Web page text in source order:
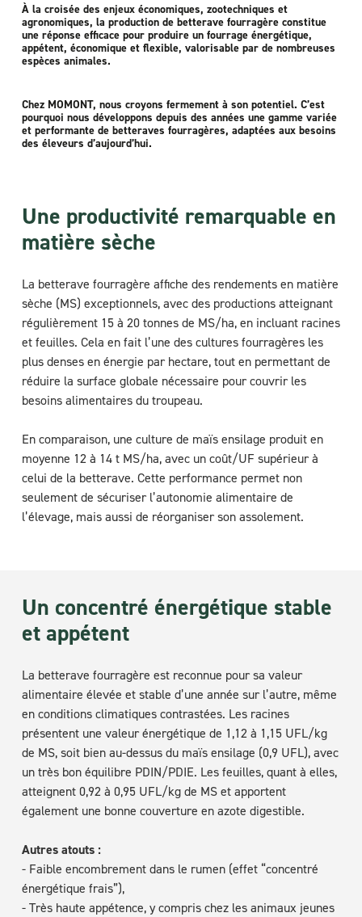
À la croisée des enjeux économiques, zootechniques et
agronomiques, la production de betterave fourragère constitue
une réponse efficace pour produire un fourrage énergétique,
appétent, économique et flexible, valorisable par de nombreuses
espèces animales.
Chez MOMONT, nous croyons fermement à son potentiel. C’est
pourquoi nous développons depuis des années une gamme variée
et performante de betteraves fourragères, adaptées aux besoins
des éleveurs d’aujourd’hui.
Une productivité remarquable en
matière sèche
La betterave fourragère affiche des rendements en matière
sèche (MS) exceptionnels, avec des productions atteignant
régulièrement 15 à 20 tonnes de MS/ha, en incluant racines
et feuilles. Cela en fait l’une des cultures fourragères les
plus denses en énergie par hectare, tout en permettant de
réduire la surface globale nécessaire pour couvrir les
besoins alimentaires du troupeau.
En comparaison, une culture de maïs ensilage produit en
moyenne 12 à 14 t MS/ha, avec un coût/UF supérieur à
celui de la betterave. Cette performance permet non
seulement de sécuriser l’autonomie alimentaire de
l’élevage, mais aussi de réorganiser son assolement.
Un concentré énergétique stable
et appétent
La betterave fourragère est reconnue pour sa valeur
alimentaire élevée et stable d’une année sur l’autre, même
en conditions climatiques contrastées. Les racines
présentent une valeur énergétique de 1,12 à 1,15 UFL/kg
de MS, soit bien au-dessus du maïs ensilage (0,9 UFL), avec
un très bon équilibre PDIN/PDIE. Les feuilles, quant à elles,
atteignent 0,92 à 0,95 UFL/kg de MS et apportent
également une bonne couverture en azote digestible.
Autres atouts :
- Faible encombrement dans le rumen (effet “concentré
énergétique frais”),
- Très haute appétence, y compris chez les animaux jeunes